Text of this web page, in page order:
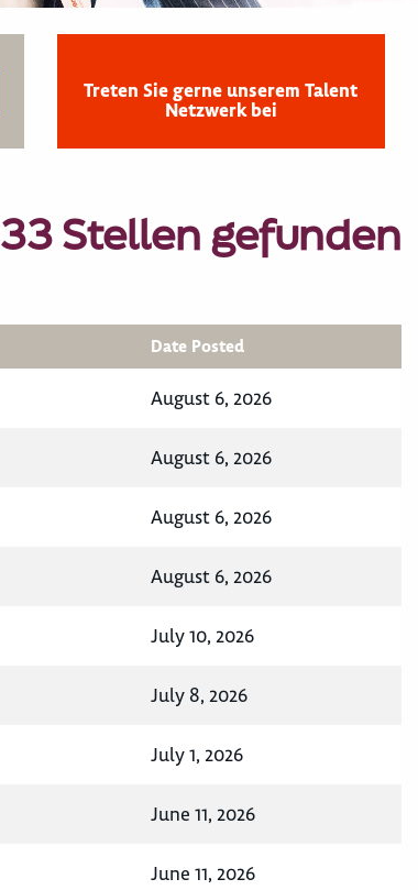
Treten Sie gerne unserem Talent
Netzwerk bei
33 Stellen gefunden
Date Posted
August 6, 2026
August 6, 2026
August 6, 2026
August 6, 2026
July 10, 2026
July 8, 2026
July 1, 2026
June 11, 2026
June 11, 2026